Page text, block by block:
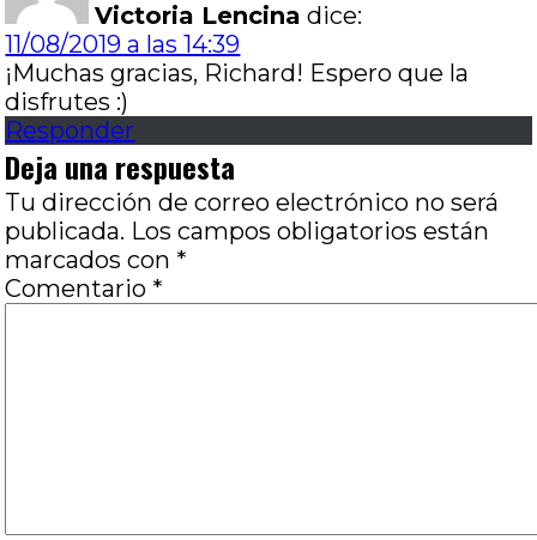
Victoria Lencina dice:
11/08/2019 a las 14:39
¡Muchas gracias, Richard! Espero que la
disfrutes :)
Responder
Deja una respuesta
Tu dirección de correo electrónico no será
publicada. Los campos obligatorios están
marcados con *
Comentario *